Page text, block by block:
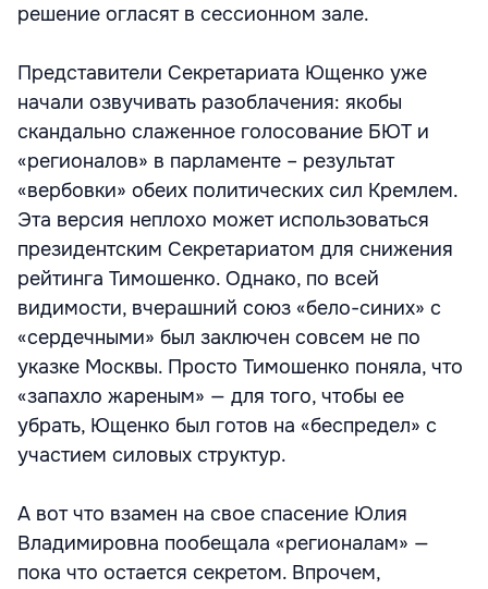
решение огласят в сессионном зале.
Представители Секретариата Ющенко уже
начали озвучивать разоблачения: якобы
скандально слаженное голосование БЮТ и
«регионалов» в парламенте – результат
«вербовки» обеих политических сил Кремлем.
Эта версия неплохо может использоваться
президентским Секретариатом для снижения
рейтинга Тимошенко. Однако, по всей
видимости, вчерашний союз «бело-синих» с
«сердечными» был заключен совсем не по
указке Москвы. Просто Тимошенко поняла, что
«запахло жареным» — для того, чтобы ее
убрать, Ющенко был готов на «беспредел» с
участием силовых структур.
А вот что взамен на свое спасение Юлия
Владимировна пообещала «регионалам» —
пока что остается секретом. Впрочем,